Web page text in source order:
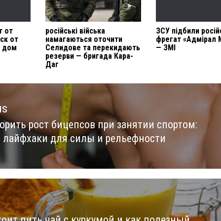
от
от
дом
російські війська
намагаються оточити
Селидове та перекидають
резерви — бригада Кара-
Даг
ЗСУ підбили
фрегат «Адмірал
— ЗМІ
рост бицепсов при занятии спортом:
для силы и рельефности